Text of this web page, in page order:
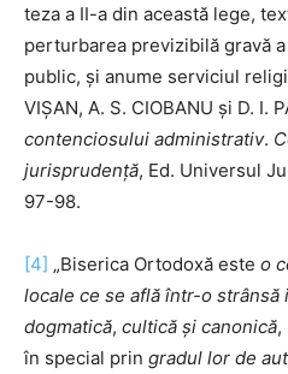
teza a II-a din această lege,
perturbarea previzibilă gravă
public, și anume serviciul
VIȘAN, A. S. CIOBANU și D. I.
contenciosului administrativ.
jurisprudență, Ed. Universul
97-98.
[4] „Biserica Ortodoxă este o
locale ce se află într-o
dogmatică, cultică şi canonică,
în special prin gradul lor de